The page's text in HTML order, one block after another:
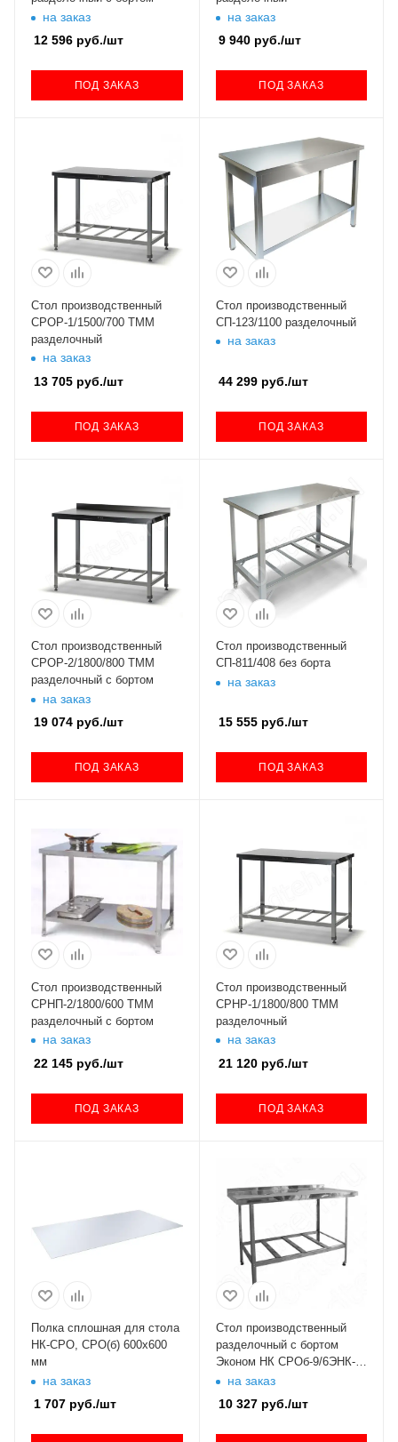
на заказ
12 596 руб./шт
ПОД ЗАКАЗ
на заказ
9 940руб./шт
ПОД ЗАКАЗ
Стол производственный
СРОР-1/1500/700 ТММ
разделочный
на заказ
13 705 руб./шт
ПОД ЗАКАЗ
Стол производственный
СП-123/1100 разделочный
на заказ
44 299руб./шт
ПОД ЗАКАЗ
Стол производственный
СРОР-2/1800/800 ТММ
разделочный с бортом
на заказ
19 074 руб./шт
ПОД ЗАКАЗ
Стол производственный
СП-811/408 без борта
на заказ
15 555руб./шт
ПОД ЗАКАЗ
Стол производственный
СРНП-2/1800/600 ТММ
разделочный с бортом
на заказ
22 145 руб./шт
ПОД ЗАКАЗ
Стол производственный
СРНР-1/1800/800 ТММ
разделочный
на заказ
21 120руб./шт
ПОД ЗАКАЗ
Полка сплошная для стола
НК-СРО, СРО(б) 600х600
мм
на заказ
1 707 руб./шт
Стол производственный
разделочный с бортом
Эконом НК СРОб-9/6ЭНК-М
(нерж., 0.5 мм)
на заказ
10 327руб./шт